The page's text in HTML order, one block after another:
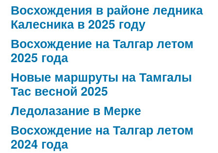
Восхождения в районе ледника
Калесника в 2025 году
Восхождение на Талгар летом
2025 года
Новые маршруты на Тамгалы
Тас весной 2025
Ледолазание в Мерке
Восхождение на Талгар летом
2024 года